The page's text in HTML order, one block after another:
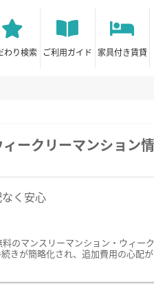
わり検索 ご利用ガイド 家具付き賃貸
ークリーマンション
く安心
のマンスリーマンション・ウィー
きが簡略化され、追加費用の心配